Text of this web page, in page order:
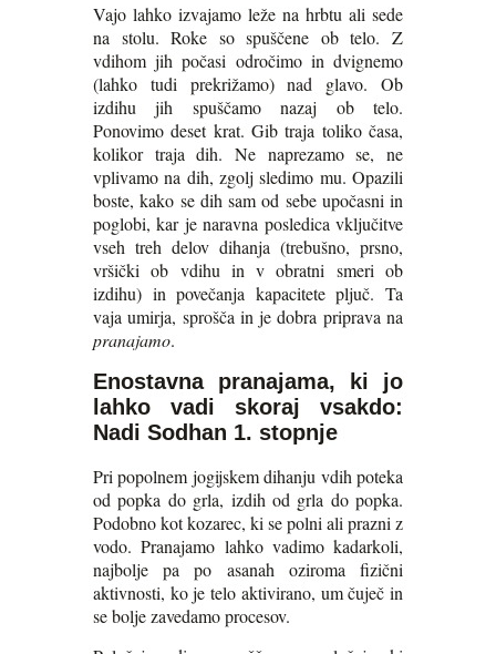
Vajo lahko izvajamo leže na hrbtu ali sede
na stolu. Roke so spuščene ob telo. Z
vdihom jih počasi odročimo in dvignemo
(lahko tudi prekrižamo) nad glavo. Ob
izdihu jih spuščamo nazaj ob telo.
Ponovimo deset krat. Gib traja toliko časa,
kolikor traja dih. Ne naprezamo se, ne
vplivamo na dih, zgolj sledimo mu. Opazili
boste, kako se dih sam od sebe upočasni in
poglobi, kar je naravna posledica vključitve
vseh treh delov dihanja (trebušno, prsno,
vršički ob vdihu in v obratni smeri ob
izdihu) in povečanja kapacitete pljuč. Ta
vaja umirja, sprošča in je dobra priprava na
pranajamo.
Enostavna pranajama, ki jo
lahko vadi skoraj vsakdo:
Nadi Sodhan 1. stopnje
Pri popolnem jogijskem dihanju vdih poteka
od popka do grla, izdih od grla do popka.
Podobno kot kozarec, ki se polni ali prazni z
vodo. Pranajamo lahko vadimo kadarkoli,
najbolje pa po asanah oziroma fizični
aktivnosti, ko je telo aktivirano, um čuječ in
se bolje zavedamo procesov.